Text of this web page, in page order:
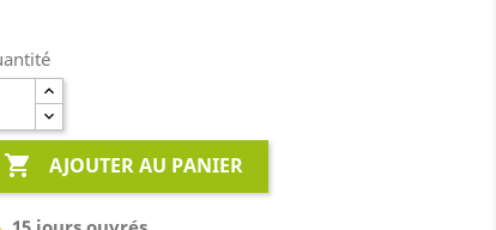
 AJOUTER AU PANIER